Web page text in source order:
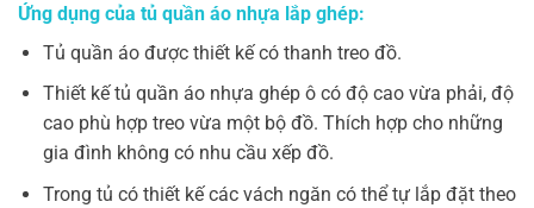
Ứng dụng của tủ quần áo nhựa lắp ghép:
Tủ quần áo được thiết kế có thanh treo đồ.
Thiết kế tủ quần áo nhựa ghép ô có độ cao vừa phải, độ
cao phù hợp treo vừa một bộ đồ. Thích hợp cho những
gia đình không có nhu cầu xếp đồ.
Trong tủ có thiết kế các vách ngăn có thể tự lắp đặt theo